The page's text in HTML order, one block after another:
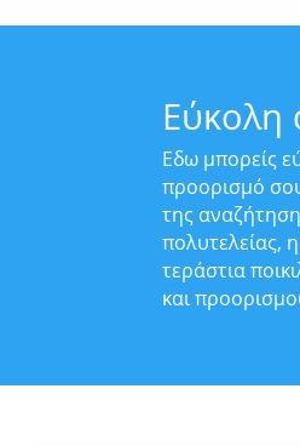
Εύκολη
Εδω μπορείς
προορισμό
της
πολυτελείας,
τεράστια
και